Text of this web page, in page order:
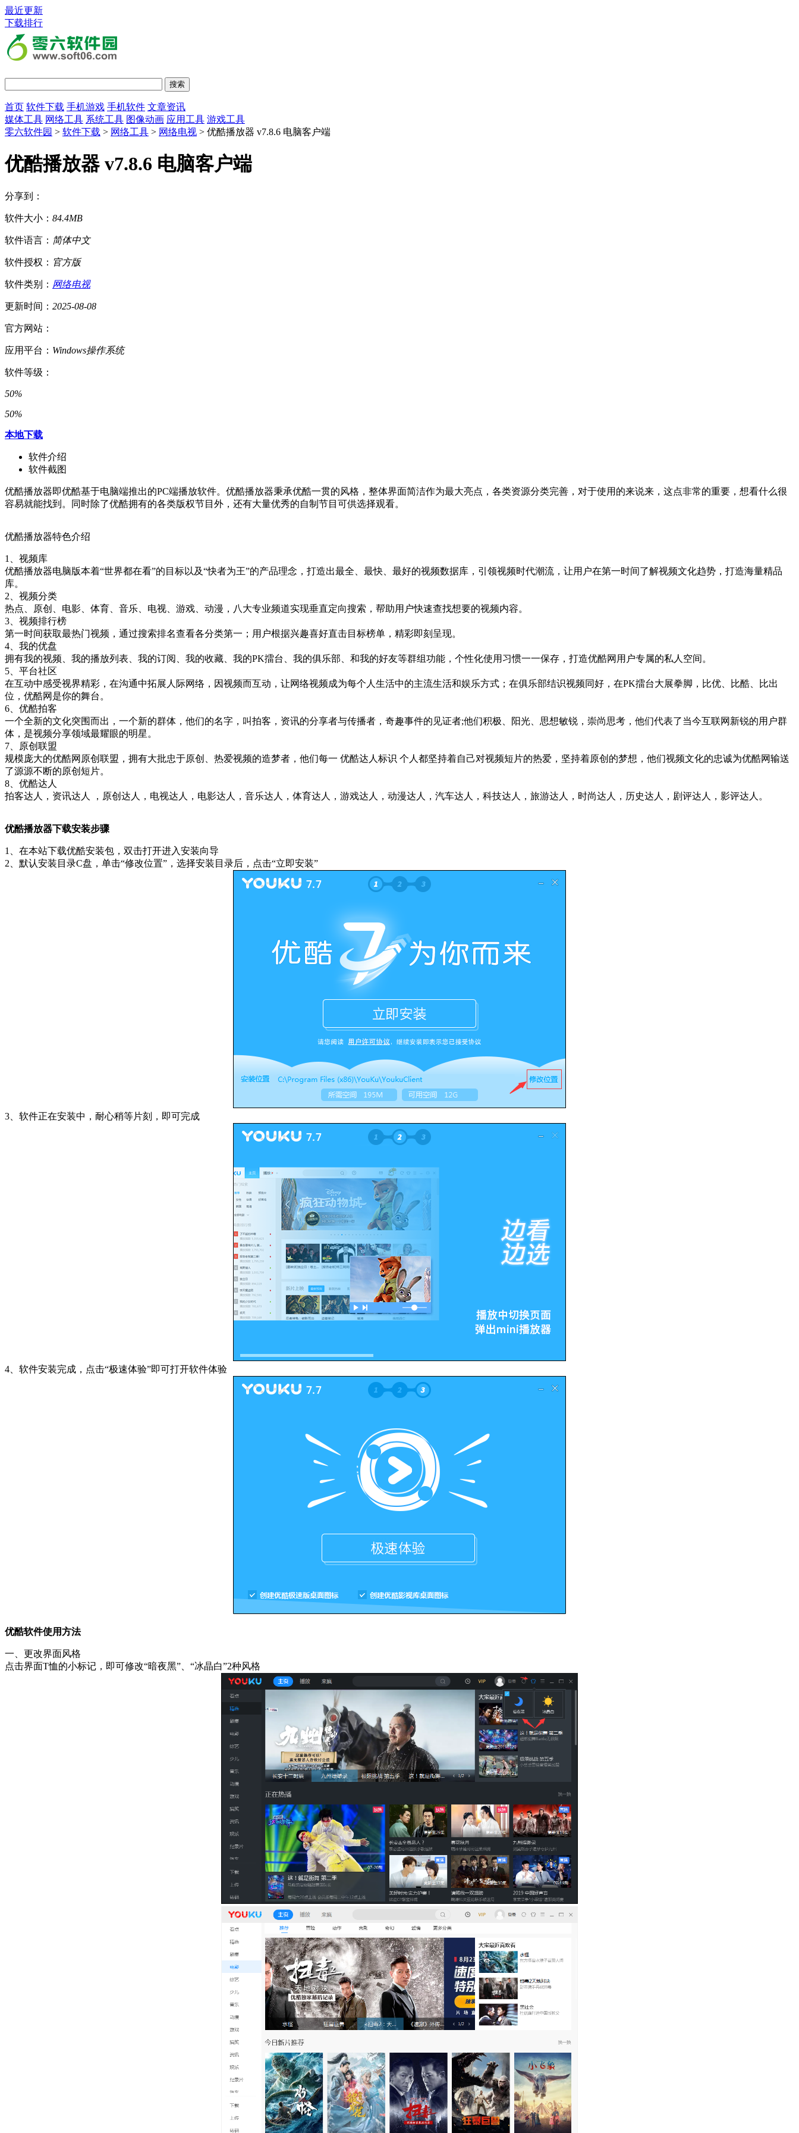
最近更新
下载排行
首页 软件下载 手机游戏 手机软件 文章资讯
媒体工具 网络工具 系统工具 图像动画 应用工具 游戏工具
零六软件园 > 软件下载 > 网络工具 > 网络电视 > 优酷播放器 v7.8.6 电脑客户端
优酷播放器 v7.8.6 电脑客户端
分享到：
软件大小： 84.4MB
软件语言： 简体中文
软件授权： 官方版
软件类别： 网络电视
更新时间： 2025-08-08
官方网站：
应用平台： Windows操作系统
软件等级：
50%
50%
本地下载
软件介绍
软件截图
优酷播放器即优酷基于电脑端推出的PC端播放软件。优酷播放器秉承优酷一贯的风格，整体界面简洁作为最大亮点，各类资源分类完善，对于使用的来说来，这点非常的重要，想看什么很
容易就能找到。同时除了优酷拥有的各类版权节目外，还有大量优秀的自制节目可供选择观看。
优酷播放器特色介绍
1、视频库
优酷播放器电脑版本着“世界都在看”的目标以及“快者为王”的产品理念，打造出最全、最快、最好的视频数据库，引领视频时代潮流，让用户在第一时间了解视频文化趋势，打造海量精品
库。
2、视频分类
热点、原创、电影、体育、音乐、电视、游戏、动漫，八大专业频道实现垂直定向搜索，帮助用户快速查找想要的视频内容。
3、视频排行榜
第一时间获取最热门视频，通过搜索排名查看各分类第一；用户根据兴趣喜好直击目标榜单，精彩即刻呈现。
4、我的优盘
拥有我的视频、我的播放列表、我的订阅、我的收藏、我的PK擂台、我的俱乐部、和我的好友等群组功能，个性化使用习惯一一保存，打造优酷网用户专属的私人空间。
5、平台社区
在互动中感受视界精彩，在沟通中拓展人际网络，因视频而互动，让网络视频成为每个人生活中的主流生活和娱乐方式；在俱乐部结识视频同好，在PK擂台大展拳脚，比优、比酷、比出
位，优酷网是你的舞台。
6、优酷拍客
一个全新的文化突围而出，一个新的群体，他们的名字，叫拍客，资讯的分享者与传播者，奇趣事件的见证者;他们积极、阳光、思想敏锐，崇尚思考，他们代表了当今互联网新锐的用户群
体，是视频分享领域最耀眼的明星。
7、原创联盟
规模庞大的优酷网原创联盟，拥有大批忠于原创、热爱视频的造梦者，他们每一 优酷达人标识 个人都坚持着自己对视频短片的热爱，坚持着原创的梦想，他们视频文化的忠诚为优酷网输送
了源源不断的原创短片。
8、优酷达人
拍客达人，资讯达人 ，原创达人，电视达人，电影达人，音乐达人，体育达人，游戏达人，动漫达人，汽车达人，科技达人，旅游达人，时尚达人，历史达人，剧评达人，影评达人。
优酷播放器下载安装步骤
1、在本站下载优酷安装包，双击打开进入安装向导
2、默认安装目录C盘，单击“修改位置”，选择安装目录后，点击“立即安装”
3、软件正在安装中，耐心稍等片刻，即可完成
4、软件安装完成，点击“极速体验”即可打开软件体验
优酷软件使用方法
一、更改界面风格
点击界面T恤的小标记，即可修改“暗夜黑”、“冰晶白”2种风格